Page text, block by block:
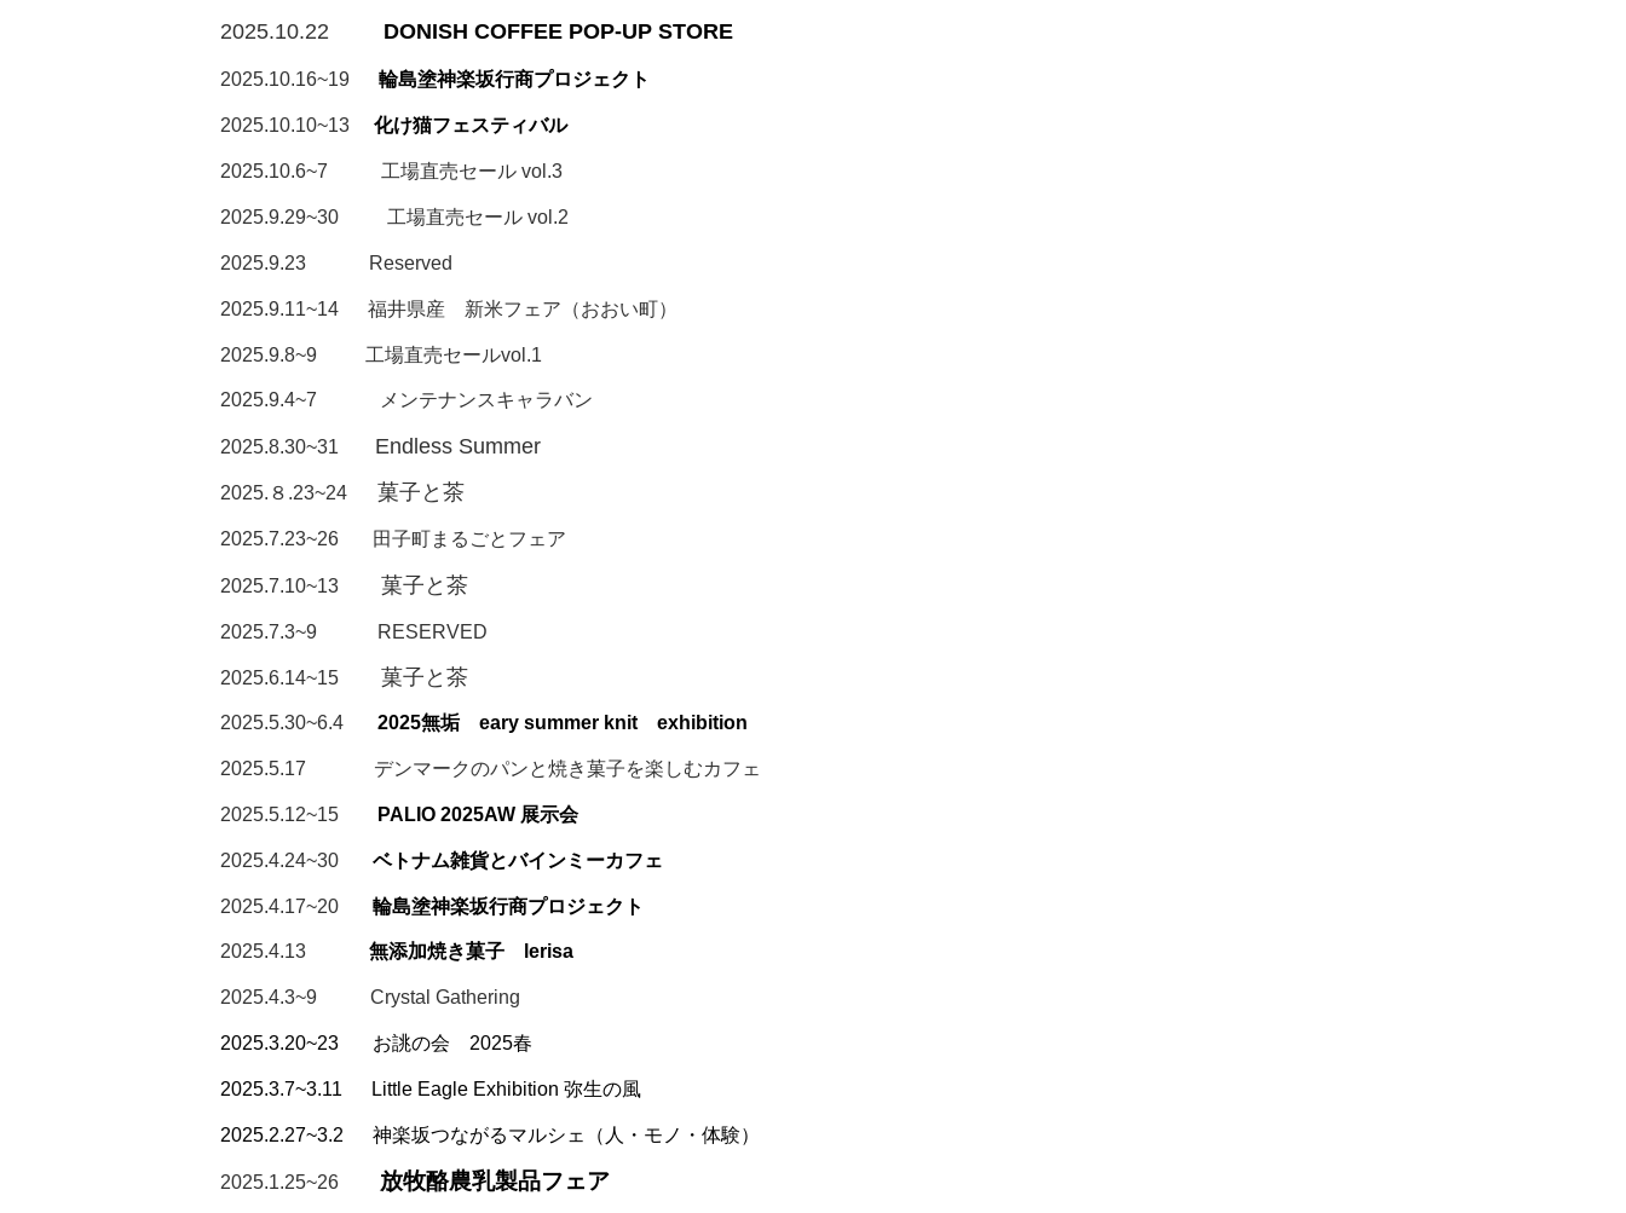
2025.10.22 DONISH COFFEE POP-UP STORE
2025.10.16~19 輪島塗神楽坂行商プロジェクト
2025.10.10~13 化け猫フェスティバル
2025.10.6~7 工場直売セール vol.3
2025.9.29~30 工場直売セール vol.2
2025.9.23 Reserved
2025.9.11~14 福井県産 新米フェア（おおい町）
2025.9.8~9 工場直売セールvol.1
2025.9.4~7 メンテナンスキャラバン
2025.8.30~31 Endless Summer
2025.８.23~24 菓子と茶
2025.7.23~26 田子町まるごとフェア
2025.7.10~13 菓子と茶
2025.7.3~9 RESERVED
2025.6.14~15 菓子と茶
2025.5.30~6.4 2025無垢 eary summer knit exhibition
2025.5.17 デンマークのパンと焼き菓子を楽しむカフェ
2025.5.12~15 PALIO 2025AW 展示会
2025.4.24~30 ベトナム雑貨とバインミーカフェ
2025.4.17~20 輪島塗神楽坂行商プロジェクト
2025.4.13 無添加焼き菓子 lerisa
2025.4.3~9 Crystal Gathering
2025.3.20~23 お誂の会 2025春
2025.3.7~3.11 Little Eagle Exhibition 弥生の風
2025.2.27~3.2 神楽坂つながるマルシェ（人・モノ・体験）
2025.1.25~26 放牧酪農乳製品フェア